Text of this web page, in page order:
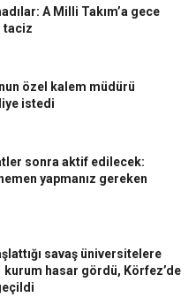
A Milli Takım’a gece
taciz
özel kalem müdürü
istedi
sonra aktif edilecek:
yapmanız gereken
savaş üniversitelere
kurum hasar gördü, Körfez’de